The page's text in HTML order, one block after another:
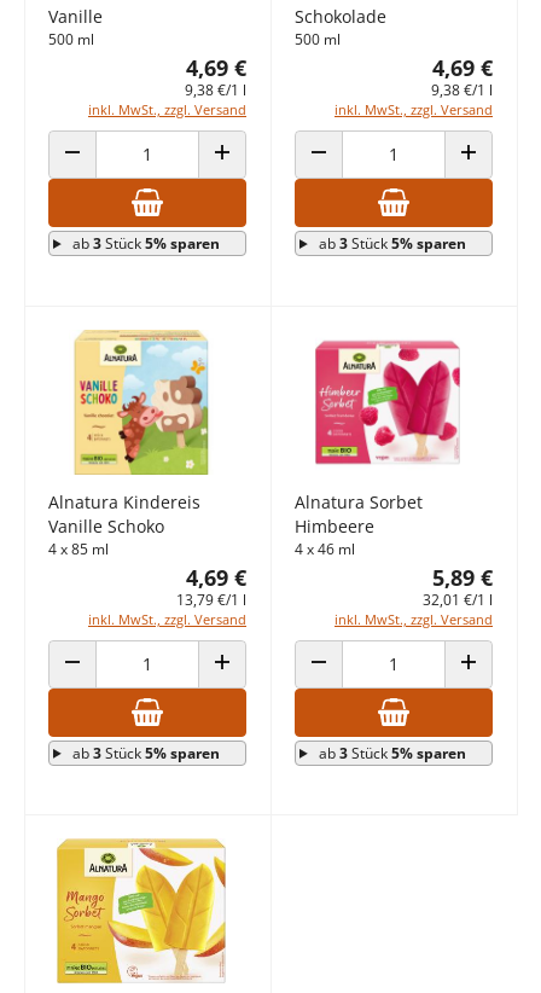
Vanille
500 ml
4,69 €
9,38 €/1 l
inkl. MwSt., zzgl. Versand
ANZAHL VERRINGERN ANZAHL ERHÖHEN
ab3Stück5% sparen
Schokolade
500 ml
4,69 €
9,38 €/1 l
inkl. MwSt., zzgl. Versand
ANZAHL VERRINGERN ANZAHL
ab3Stück5% sparen
Alnatura Kindereis
Vanille Schoko
4 x 85 ml
4,69 €
13,79 €/1 l
inkl. MwSt., zzgl. Versand
ANZAHL VERRINGERN ANZAHL ERHÖHEN
ab3Stück5% sparen
Alnatura Sorbet
Himbeere
4 x 46 ml
5,89 €
32,01 €/1 l
inkl. MwSt., zzgl. Versand
ANZAHL VERRINGERN ANZAHL
ab3Stück5% sparen